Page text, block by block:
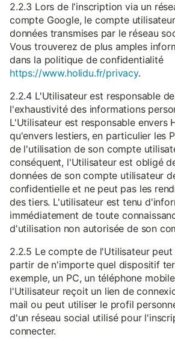
2.2.3 Lors de l'inscription via un
compte Google, le compte
données transmises par le réseau
Vous trouverez de plus amples
dans la politique de confidentialité
https://www.holidu.fr/privacy.
2.2.4 L'Utilisateur est responsable
l'exhaustivité des informations
L'Utilisateur est responsable envers
qu'envers lestiers, en particulier les
de l'utilisation de son compte
conséquent, l'Utilisateur est obligé
données de son compte utilisateur
confidentielle et ne peut pas les
des tiers. L'utilisateur est tenu
immédiatement de toute
d'utilisation non autorisée de son
2.2.5 Le compte de l'Utilisateur
partir de n'importe quel dispositif
exemple, un PC, un téléphone
l'Utilisateur reçoit un lien de
mail ou peut utiliser le profil
d'un réseau social utilisé pour
connecter.